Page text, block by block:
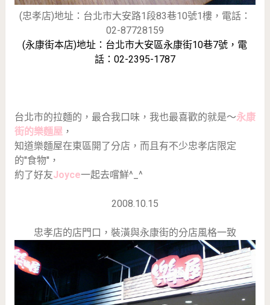
(忠孝店)地址：台北市大安路1段83巷10號1樓，電話：
02-87728159
(永康街本店)地址：台北市大安區永康街10巷7號，電
話：02-2395-1787
台北市的拉麵的，最合我口味，我也最喜歡的就是～永康
街的樂麵屋，
知道樂麵屋在東區開了分店，而且有不少忠孝店限定
的''食物''，
約了好友Joyce一起去嚐鮮^_^
2008.10.15
忠孝店的店門口，裝潢與永康街的分店風格一致